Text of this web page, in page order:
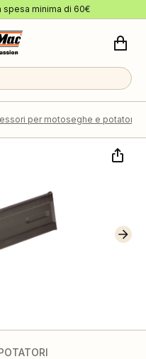
spesa minima di 60€
per motoseghe e potatori